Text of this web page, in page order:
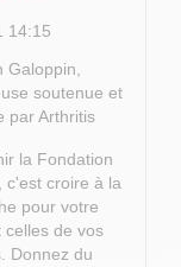
14:15
Galoppin,
soutenue et
par Arthritis
la Fondation
c'est croire à la
pour votre
celles de vos
Donnez du